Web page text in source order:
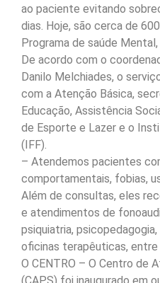
ao paciente evitando
dias. Hoje, são cerca de
Programa de saúde
De acordo com o
Danilo Melchiades, o
com a Atenção Básica,
Educação, Assistência
de Esporte e Lazer e o
(IFF).
– Atendemos pacientes
comportamentais, fobias,
Além de consultas, eles
e atendimentos de
psiquiatria,
oficinas terapêuticas,
O CENTRO – O Centro de